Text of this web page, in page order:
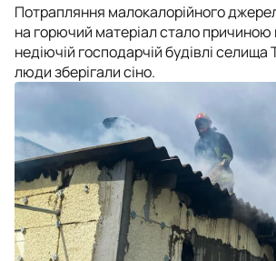
Потрапляння малокалорійного
на горючий матеріал стало причиною
недіючій господарчій будівлі
люди зберігали сіно.